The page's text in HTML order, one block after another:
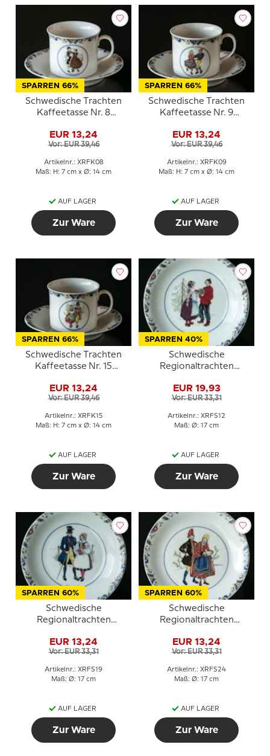
SPARREN 66%
Schwedische Trachten
Kaffeetasse Nr. 8
EUR 13,24
Vor: EUR 39,46
Artikelnr.: XRFK08
Maß: H: 7 cm x Ø: 14 cm
AUF LAGER
Zur Ware
SPARREN 66%
Schwedische Trachten
Kaffeetasse Nr. 9
EUR 13,24
Vor: EUR 39,46
Artikelnr.: XRFK09
Maß: H: 7 cm x Ø: 14 cm
AUF LAGER
Zur Ware
SPARREN 66%
Schwedische Trachten
Kaffeetasse Nr. 15
EUR 13,24
Vor: EUR 39,46
Artikelnr.: XRFK15
Maß: H: 7 cm x Ø: 14 cm
AUF LAGER
Zur Ware
SPARREN 40%
Schwedische
Regionaltrachten
Norrbotten
EUR 19,93
Vor: EUR 33,31
Artikelnr.: XRFS12
Maß: Ø: 17 cm
AUF LAGER
Zur Ware
SPARREN 60%
Schwedische
Regionaltrachten
Västmanland
EUR 13,24
Vor: EUR 33,31
Artikelnr.: XRFS19
Maß: Ø: 17 cm
AUF LAGER
Zur Ware
SPARREN 60%
Schwedische
Regionaltrachten
Västergötland
EUR 13,24
Vor: EUR 33,31
Artikelnr.: XRFS24
Maß: Ø: 17 cm
AUF LAGER
Zur Ware